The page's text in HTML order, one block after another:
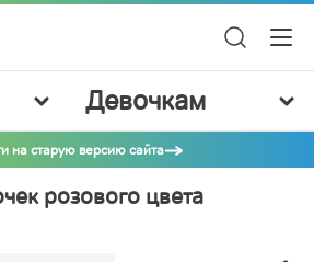
Девочкам
на старую версию сайта
розового цвета